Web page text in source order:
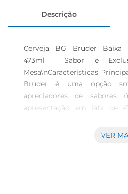
Descrição
Cerveja BG Bruder Baixa
473ml  Sabor e
Mesa\nCaracterísticas
Bruder é uma opção
apreciadores de sabores
apresentação em lata de
uma experiência gustativa
VER